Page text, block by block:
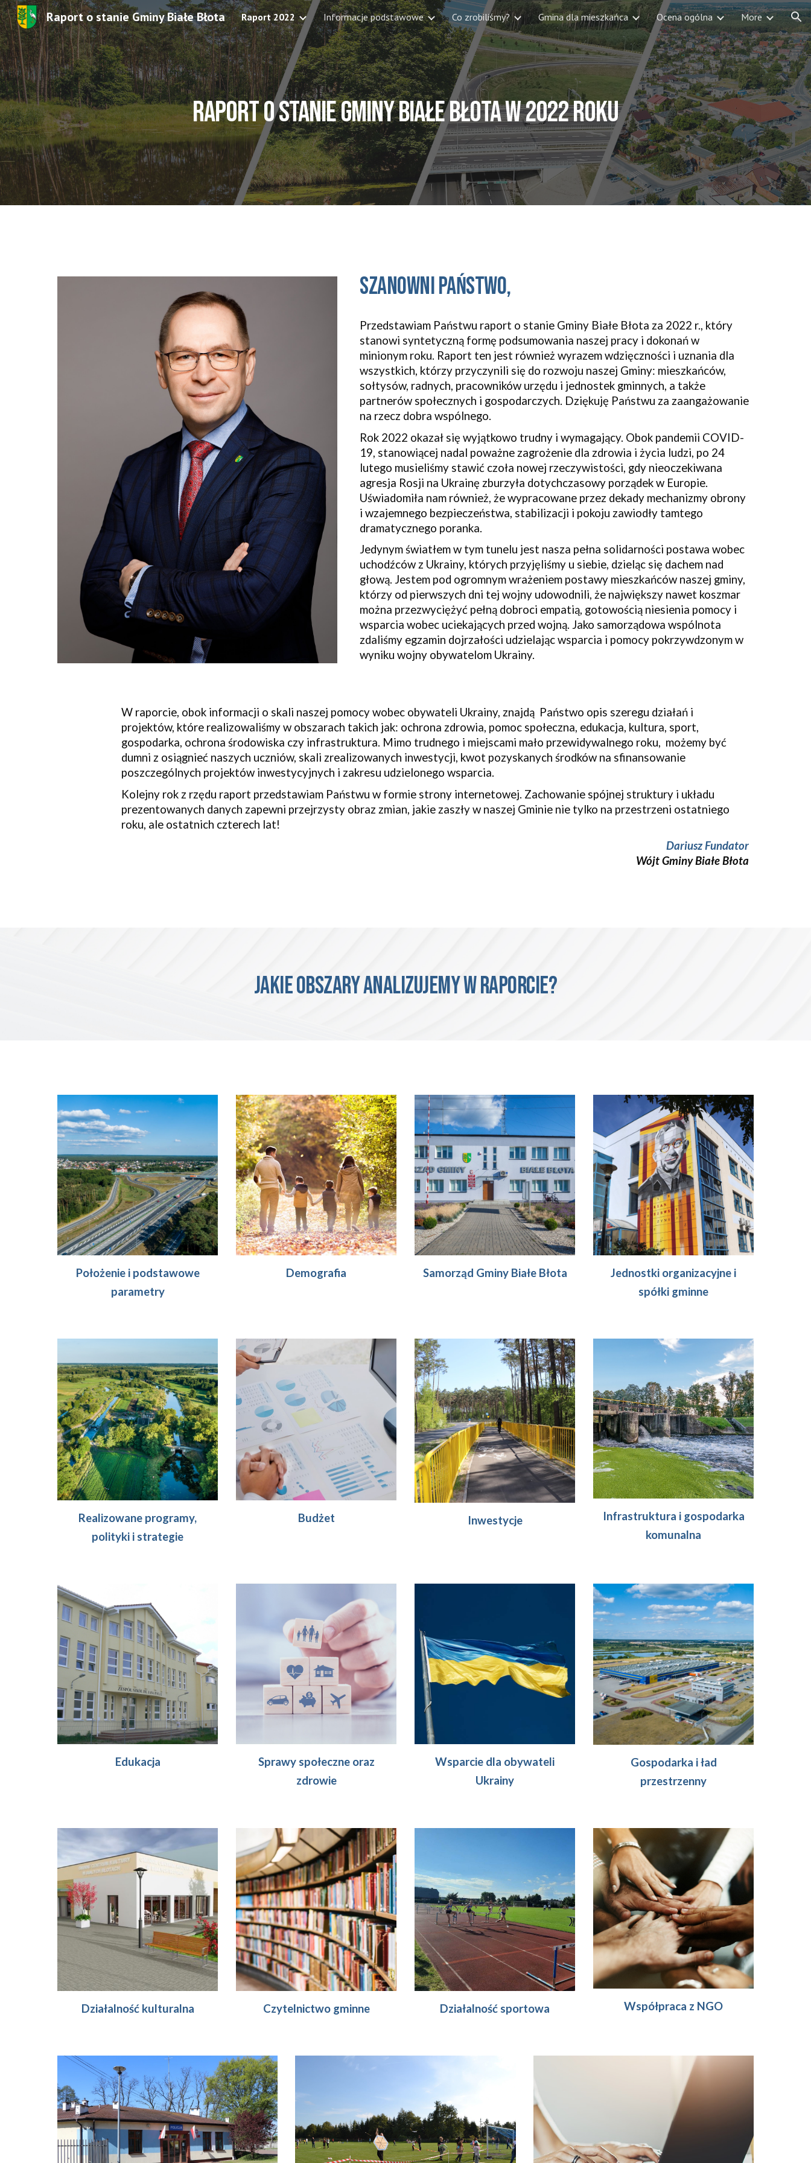
Skip to main content Skip to navigation
Raport o stanie Gminy Białe Błota Raport 2022 Informacje podstawowe Co zrobiliśmy? Gmina dla mieszkańca Ocena ogólna More
Raport o stanie Gminy Białe Błota w 2022 roku
Szanowni Państwo,
Przedstawiam Państwu raport o stanie Gminy Białe Błota za 2022 r., który
stanowi syntetyczną formę podsumowania naszej pracy i dokonań w
minionym roku. Raport ten jest również wyrazem wdzięczności i uznania dla
wszystkich, którzy przyczynili się do rozwoju naszej Gminy: mieszkańców,
sołtysów, radnych, pracowników urzędu i jednostek gminnych, a także
partnerów społecznych i gospodarczych. Dziękuję Państwu za zaangażowanie
na rzecz dobra wspólnego.
Rok 2022 okazał się wyjątkowo trudny i wymagający. Obok pandemii COVID-
19, stanowiącej nadal poważne zagrożenie dla zdrowia i życia ludzi, po 24
lutego musieliśmy stawić czoła nowej rzeczywistości, gdy nieoczekiwana
agresja Rosji na Ukrainę zburzyła dotychczasowy porządek w Europie.
Uświadomiła nam również, że wypracowane przez dekady mechanizmy obrony
i wzajemnego bezpieczeństwa, stabilizacji i pokoju zawiodły tamtego
dramatycznego poranka.
Jedynym światłem w tym tunelu jest nasza pełna solidarności postawa wobec
uchodźców z Ukrainy, których przyjęliśmy u siebie, dzieląc się dachem nad
głową. Jestem pod ogromnym wrażeniem postawy mieszkańców naszej gminy,
którzy od pierwszych dni tej wojny udowodnili, że największy nawet koszmar
można przezwyciężyć pełną dobroci empatią, gotowością niesienia pomocy i
wsparcia wobec uciekających przed wojną. Jako samorządowa wspólnota
zdaliśmy egzamin dojrzałości udzielając wsparcia i pomocy pokrzywdzonym w
wyniku wojny obywatelom Ukrainy.
W raporcie, obok informacji o skali naszej pomocy wobec obywateli Ukrainy, znajdą Państwo opis szeregu działań i
projektów, które realizowaliśmy w obszarach takich jak: ochrona zdrowia, pomoc społeczna, edukacja, kultura, sport,
gospodarka, ochrona środowiska czy infrastruktura. Mimo trudnego i miejscami mało przewidywalnego roku, możemy być
dumni z osiągnieć naszych uczniów, skali zrealizowanych inwestycji, kwot pozyskanych środków na sfinansowanie
poszczególnych projektów inwestycyjnych i zakresu udzielonego wsparcia.
Kolejny rok z rzędu raport przedstawiam Państwu w formie strony internetowej. Zachowanie spójnej struktury i układu
prezentowanych danych zapewni przejrzysty obraz zmian, jakie zaszły w naszej Gminie nie tylko na przestrzeni ostatniego
roku, ale ostatnich czterech lat!
Dariusz Fundator
Wójt GminyBiałe Błota
Jakie obszary analizujemy W RAPORCIE?
Położenie i podstawowe
parametry
Demografia Samorząd Gminy Białe Błota
Jednostki organizacyjne i
spółki gminne
Realizowane programy,
polityki i strategie
Budżet Inwestycje
Infrastruktura i gospodarka
komunalna
Edukacja
Sprawy społeczne oraz
zdrowie
Wsparcie dla obywateli
Ukrainy
Gospodarka i ład
przestrzenny
Działalność kulturalna Czytelnictwo gminne Działalność sportowa Współpraca z NGO